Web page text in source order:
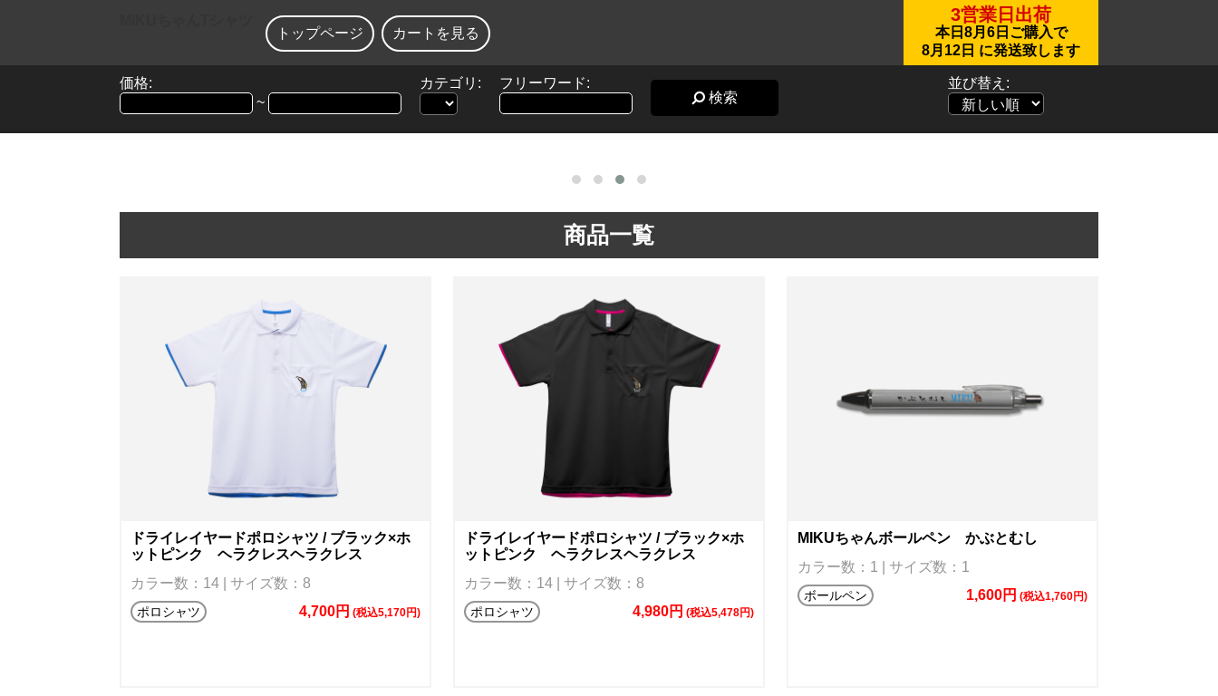
トップページ
カートを見る
3営業日出荷
本日 8月6日 ご購入で
8月12日 に発送致します
価格:
~
カテゴリ:
フリーワード:
検索
並び替え:
商品一覧
ドライレイヤードポロシャツ / ブラック×ホ
ットピンク ヘラクレスヘラクレス
カラー数：14 | サイズ数：8
ポロシャツ 4,700円 (税込5,170円)
ドライレイヤードポロシャツ / ブラック×ホ
ットピンク ヘラクレスヘラクレス
カラー数：14 | サイズ数：8
ポロシャツ 4,980円 (税込5,478円)
MIKUちゃんボールペン かぶとむし
カラー数：1 | サイズ数：1
ボールペン 1,600円 (税込1,760円)